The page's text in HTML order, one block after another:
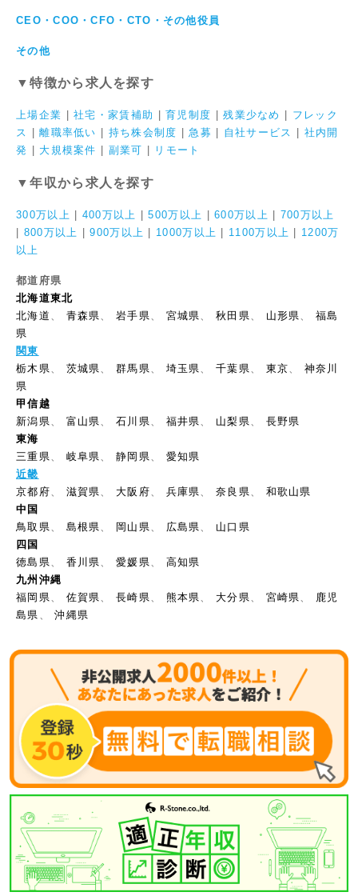
CEO・COO・CFO・CTO・その他役員
その他
▼特徴から求人を探す
上場企業 |社宅・家賃補助 |育児制度 |残業少なめ
フレック
ス
|離職率低い 持ち株会制度 |急募 自社サービス
社内開
発
大規模案件 副業可 リモート
▼年収から求人を探す
300万以上 400万以上 |500万以上 |600万以上
700万以上
800万以上 |900万以上 1000万以上 1100万以上
1200万
以上
都道府県
北海道東北
北海道
青森県 、岩手県 宮城県 、秋田県 山形県 、福島
県
関東
栃木県
茨城県 、群馬県 埼玉県 、千葉県 東京
神奈川
県
甲信越
新潟県
富山県 、石川県 福井県 山梨県
長野県
東海
三重県
岐阜県 、静岡県
愛知県
近畿
京都府
滋賀県 大阪府 兵庫県 、奈良県
和歌山県
中国
鳥取県
島根県 岡山県 広島県
山口県
四国
徳島県
香川県 、愛媛県
高知県
九州沖縄
福岡県
佐賀県 、長崎県 熊本県 大分県 宮崎県
鹿児
島県
、沖縄県